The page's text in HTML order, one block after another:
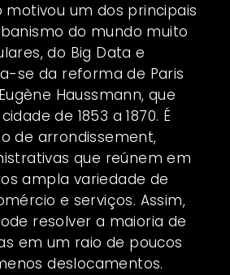
motivou um dos principais
do mundo muito
do Big Data e
se da reforma de Paris
Haussmann, que
de 1853 a 1870. É
de arrondissement,
que reúnem em
ampla variedade de
e serviços. Assim,
resolver a maioria de
em um raio de poucos
deslocamentos.